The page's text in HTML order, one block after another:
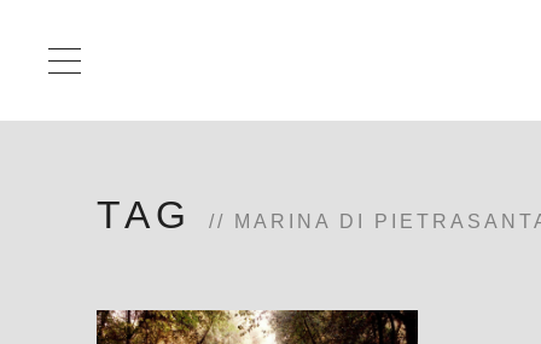
TAG MARINA DI